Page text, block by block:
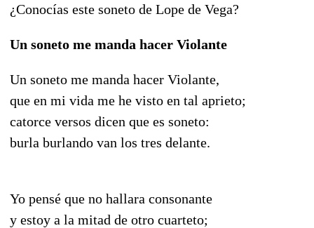
¿Conocías este soneto de Lope de Vega?
Un soneto me manda hacer Violante
Un soneto me manda hacer Violante,
que en mi vida me he visto en tal aprieto;
catorce versos dicen que es soneto:
burla burlando van los tres delante.
Yo pensé que no hallara consonante
y estoy a la mitad de otro cuarteto;